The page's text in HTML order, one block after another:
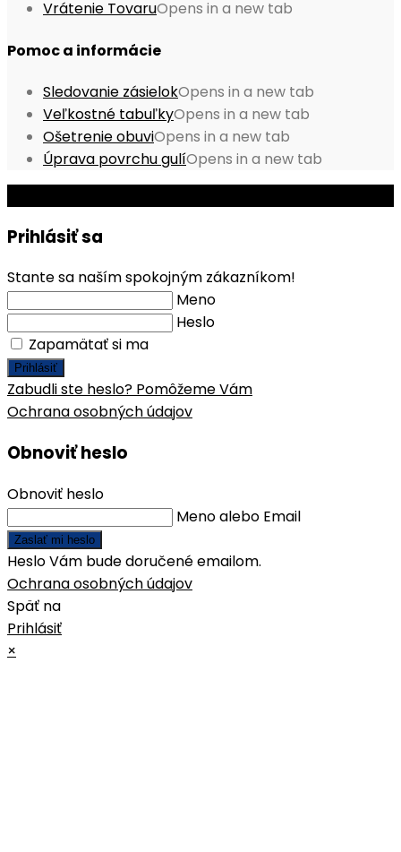
Vrátenie TovaruOpens in a new tab
Pomoc a informácie
Sledovanie zásielokOpens in a new tab
Veľkostné tabuľkyOpens in a new tab
Ošetrenie obuviOpens in a new tab
Úprava povrchu gulíOpens in a new tab
Prihlásiť sa
Stante sa naším spokojným zákazníkom!
Meno
Heslo
Zapamätať si ma
Prihlásiť
Zabudli ste heslo? Pomôžeme Vám
Ochrana osobných údajov
Obnoviť heslo
Obnoviť heslo
Meno alebo Email
Zaslať mi heslo
Heslo Vám bude doručené emailom.
Ochrana osobných údajov
Späť na
Prihlásiť
×